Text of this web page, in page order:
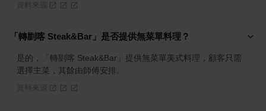
「轉剭喀 Steak&Bar」是否提供無菜單料理？
是的，「轉剭喀 Steak&Bar」提供無菜單美式料理，顧客只需
選擇主菜，其餘由師傅安排。